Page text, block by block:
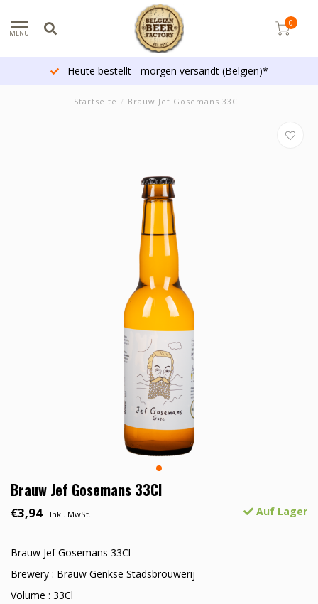
MENU
0
Heute bestellt - morgen versandt (Belgien)*
Startseite / Brauw Jef Gosemans 33Cl
Brauw Jef Gosemans 33Cl
€3,94 Inkl. MwSt. Auf Lager
Brauw Jef Gosemans 33Cl
Brewery : Brauw Genkse Stadsbrouwerij
Volume : 33Cl